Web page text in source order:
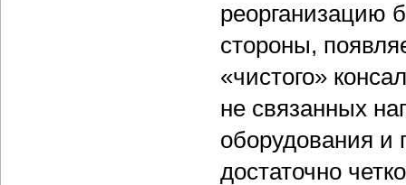
реорганизацию
стороны,
«чистого»
не связанных
оборудования
достаточно